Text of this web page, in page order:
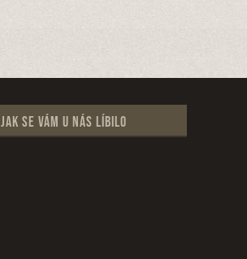
Jak se vám u nás líbilo